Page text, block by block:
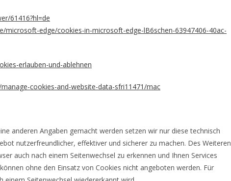
61416?hl=de
edge/cookies-in-microsoft-edge-lB6schen-63947406-40ac-
erlauben-und-ablehnen
cookies-and-website-data-sfri11471/mac
anderen Angaben gemacht werden setzen wir nur diese technisch
nutzerfreundlicher, effektiver und sicherer zu machen. Des Weiteren
auch nach einem Seitenwechsel zu erkennen und Ihnen Services
ohne den Einsatz von Cookies nicht angeboten werden. Für